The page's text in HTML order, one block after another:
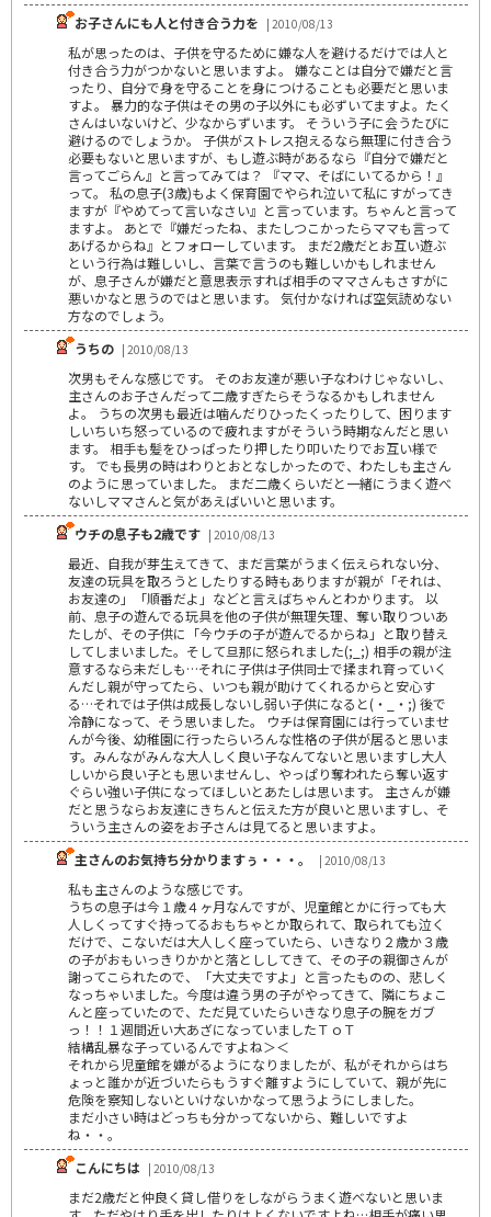
お子さんにも人と付き合う力を | 2010/08/13
私が思ったのは、子供を守るために嫌な人を避けるだけでは人と
付き合う力がつかないと思いますよ。 嫌なことは自分で嫌だと言
ったり、自分で身を守ることを身につけることも必要だと思いま
すよ。 暴力的な子供はその男の子以外にも必ずいてますよ。たく
さんはいないけど、少なからずいます。 そういう子に会うたびに
避けるのでしょうか。 子供がストレス抱えるなら無理に付き合う
必要もないと思いますが、もし遊ぶ時があるなら『自分で嫌だと
言ってごらん』と言ってみては？ 『ママ、そばにいてるから！』
って。 私の息子(3歳)もよく保育園でやられ泣いて私にすがってき
ますが『やめてって言いなさい』と言っています。ちゃんと言って
ますよ。 あとで『嫌だったね、またしつこかったらママも言って
あげるからね』とフォローしています。 まだ2歳だとお互い遊ぶ
という行為は難しいし、言葉で言うのも難しいかもしれません
が、息子さんが嫌だと意思表示すれば相手のママさんもさすがに
悪いかなと思うのではと思います。 気付かなければ空気読めない
方なのでしょう。
うちの | 2010/08/13
次男もそんな感じです。 そのお友達が悪い子なわけじゃないし、
主さんのお子さんだって二歳すぎたらそうなるかもしれません
よ。 うちの次男も最近は噛んだりひったくったりして、困ります
しいちいち怒っているので疲れますがそういう時期なんだと思い
ます。 相手も髪をひっぱったり押したり叩いたりでお互い様で
す。 でも長男の時はわりとおとなしかったので、わたしも主さん
のように思っていました。 まだ二歳くらいだと一緒にうまく遊べ
ないしママさんと気があえばいいと思います。
ウチの息子も2歳です | 2010/08/13
最近、自我が芽生えてきて、まだ言葉がうまく伝えられない分、
友達の玩具を取ろうとしたりする時もありますが親が「それは、
お友達の」「順番だよ」などと言えばちゃんとわかります。 以
前、息子の遊んでる玩具を他の子供が無理矢理、奪い取りついあ
たしが、その子供に「今ウチの子が遊んでるからね」と取り替え
してしまいました。そして旦那に怒られました(;_;) 相手の親が注
意するなら未だしも…それに子供は子供同士で揉まれ育っていく
んだし親が守ってたら、いつも親が助けてくれるからと安心す
る…それでは子供は成長しないし弱い子供になると(・_・;) 後で
冷静になって、そう思いました。 ウチは保育園には行っていませ
んが今後、幼稚園に行ったらいろんな性格の子供が居ると思いま
す。みんながみんな大人しく良い子なんてないと思いますし大人
しいから良い子とも思いませんし、やっぱり奪われたら奪い返す
ぐらい強い子供になってほしいとあたしは思います。 主さんが嫌
だと思うならお友達にきちんと伝えた方が良いと思いますし、そ
ういう主さんの姿をお子さんは見てると思いますよ。
主さんのお気持ち分かりますぅ・・・。
| 2010/08/13
私も主さんのような感じです。
うちの息子は今１歳４ヶ月なんですが、児童館とかに行っても大
人しくってすぐ持ってるおもちゃとか取られて、取られても泣く
だけで、こないだは大人しく座っていたら、いきなり２歳か３歳
の子がおもいっきりかかと落とししてきて、その子の親御さんが
謝ってこられたので、「大丈夫ですよ」と言ったものの、悲しく
なっちゃいました。今度は違う男の子がやってきて、隣にちょこ
んと座っていたので、ただ見ていたらいきなり息子の腕をガブ
っ！！１週間近い大あざになっていましたＴｏＴ
結構乱暴な子っているんですよね＞＜
それから児童館を嫌がるようになりましたが、私がそれからはち
ょっと誰かが近づいたらもうすぐ離すようにしていて、親が先に
危険を察知しないといけないかなって思うようにしました。
まだ小さい時はどっちも分かってないから、難しいですよ
ね・・。
こんにちは | 2010/08/13
まだ2歳だと仲良く貸し借りをしながらうまく遊べないと思いま